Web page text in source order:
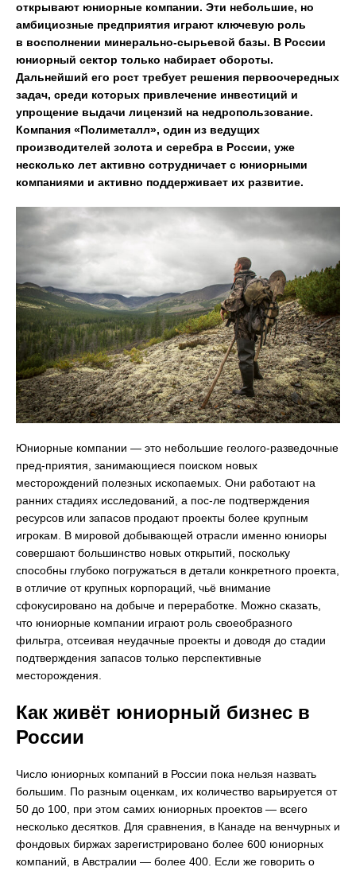
открывают юниорные компании. Эти небольшие, но
амбициозные предприятия играют ключевую роль
в восполнении минерально-сырьевой базы. В России
юниорный сектор только набирает обороты.
Дальнейший его рост требует решения первоочередных
задач, среди которых привлечение инвестиций и
упрощение выдачи лицензий на недропользование.
Компания «Полиметалл», один из ведущих
производителей золота и серебра в России, уже
несколько лет активно сотрудничает с юниорными
компаниями и активно поддерживает их развитие.
Юниорные компании — это небольшие геолого-разведочные
пред-приятия, занимающиеся поиском новых
месторождений полезных ископаемых. Они работают на
ранних стадиях исследований, а пос-ле подтверждения
ресурсов или запасов продают проекты более крупным
игрокам. В мировой добывающей отрасли именно юниоры
совершают большинство новых открытий, поскольку
способны глубоко погружаться в детали конкретного проекта,
в отличие от крупных корпораций, чьё внимание
сфокусировано на добыче и переработке. Можно сказать,
что юниорные компании играют роль своеобразного
фильтра, отсеивая неудачные проекты и доводя до стадии
подтверждения запасов только перспективные
месторождения.
Как живёт юниорный бизнес в
России
Число юниорных компаний в России пока нельзя назвать
большим. По разным оценкам, их количество варьируется от
50 до 100, при этом самих юниорных проектов — всего
несколько десятков. Для сравнения, в Канаде на венчурных и
фондовых биржах зарегистрировано более 600 юниорных
компаний, в Австралии — более 400. Если же говорить о